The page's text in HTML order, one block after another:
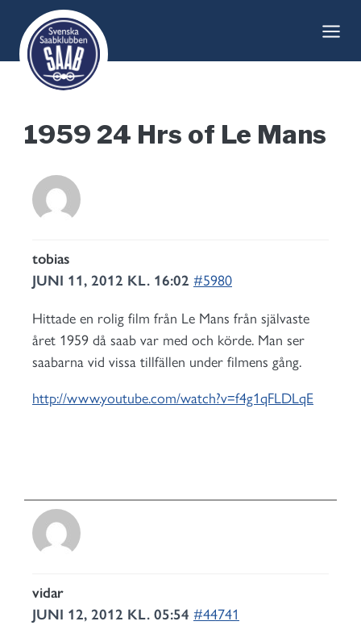
content
1959 24 Hrs of Le Mans
tobias
JUNI 11, 2012 KL. 16:02 #5980
Hittade en rolig film från Le Mans från självaste
året 1959 då saab var med och körde. Man ser
saabarna vid vissa tillfällen under filmens gång.
http://www.youtube.com/watch?v=f4g1qFLDLqE
vidar
JUNI 12, 2012 KL. 05:54 #44741